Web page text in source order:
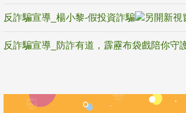
反詐騙宣導_楊小黎-假投資詐騙